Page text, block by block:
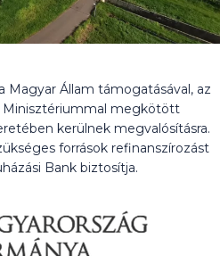
Állam támogatásával, az
Minisztériummal megkötött
kerülnek megvalósításra.
források refinanszírozást
Bank biztosítja.